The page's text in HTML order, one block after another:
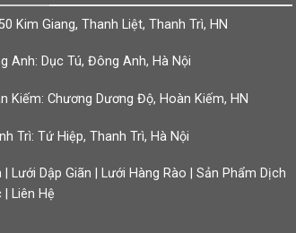
Kim Giang, Thanh Liệt, Thanh Trì, HN
Anh: Dục Tú, Đông Anh, Hà Nội
Kiếm: Chương Dương Độ, Hoàn Kiếm, HN
Trì: Tứ Hiệp, Thanh Trì, Hà Nội
Lưới Dập Giãn | Lưới Hàng Rào | Sản Phẩm Dịch
| Liên Hệ